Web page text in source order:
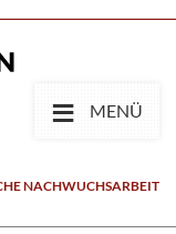
≡ MENÜ
NACHWUCHSARBEIT